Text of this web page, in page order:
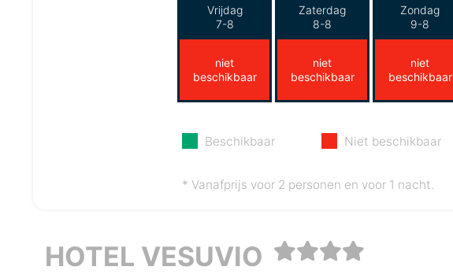
Vrijdag
7-8
niet
beschikbaar
Zaterdag
8-8
niet
beschikbaar
Zondag
9-8
niet
beschikbaar
Beschikbaar Niet beschikbaar
* Vanafprijs voor 2 personen en voor 1 nacht.
HOTEL VESUVIO